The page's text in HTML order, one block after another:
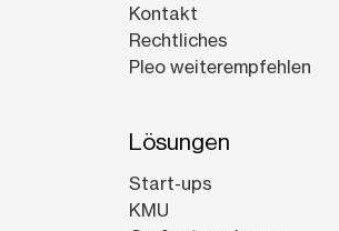
Kontakt
Rechtliches
Pleo weiterempfehlen
Lösungen
Start-ups
KMU